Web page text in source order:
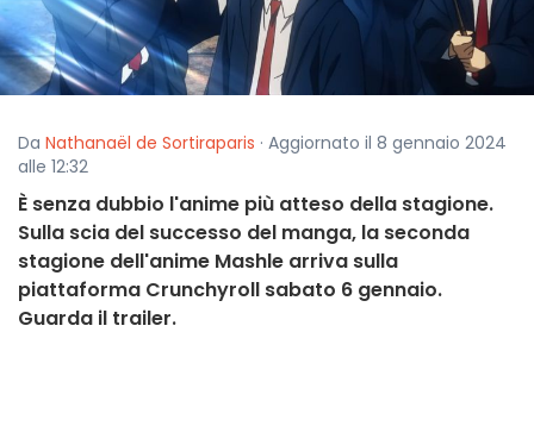
Da Nathanaël de Sortiraparis · Aggiornato il 8 gennaio 2024
alle 12:32
È senza dubbio l'anime più atteso della stagione.
Sulla scia del successo del manga, la seconda
stagione dell'anime Mashle arriva sulla
piattaforma Crunchyroll sabato 6 gennaio.
Guarda il trailer.